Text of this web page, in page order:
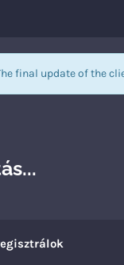
final update of the